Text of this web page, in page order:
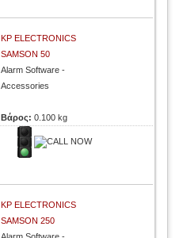
KP ELECTRONICS
SAMSON 50
Alarm Software -
Accessories
Βάρος:0.100 kg
KP ELECTRONICS
SAMSON 250